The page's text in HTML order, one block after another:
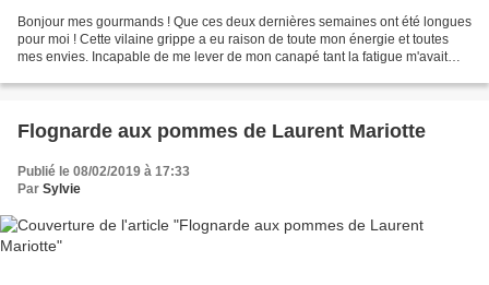
Bonjour mes gourmands ! Que ces deux dernières semaines ont été longues
pour moi ! Cette vilaine grippe a eu raison de toute mon énergie et toutes
mes envies. Incapable de me lever de mon canapé tant la fatigue m'avait
Flognarde aux pommes de Laurent Mariotte
Publié le 08/02/2019 à 17:33
Par Sylvie